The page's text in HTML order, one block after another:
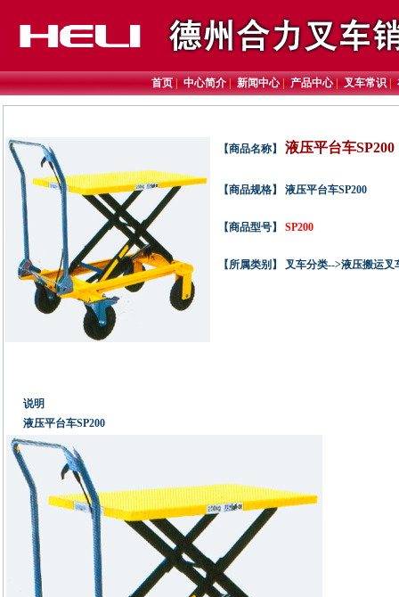
首页| 中心简介| 新闻中心| 产品中心| 叉车常识
【商品名称】 液压平台车SP200
【商品规格】 液压平台车SP200
【商品型号】 SP200
【所属类别】 叉车分类-->液压搬运叉
说明
液压平台车SP200